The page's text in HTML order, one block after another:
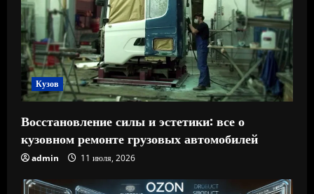
Кузов
Восстановление силы и эстетики: все о
кузовном ремонте грузовых автомобилей
admin 11 июля, 2026